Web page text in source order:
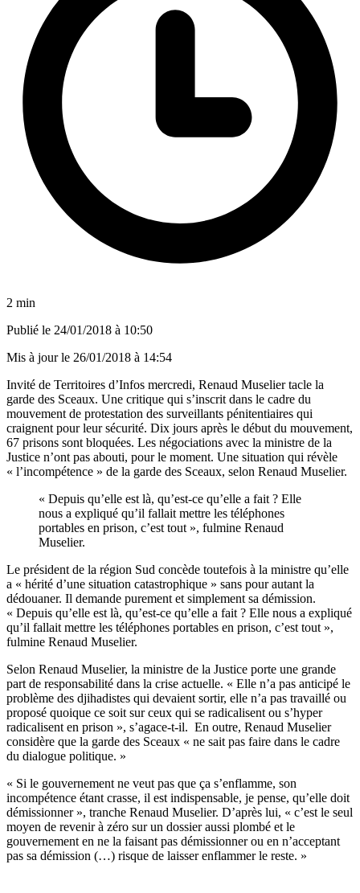
2 min
Publié le 24/01/2018 à 10:50
Mis à jour le 26/01/2018 à 14:54
Invité de Territoires d’Infos mercredi, Renaud Muselier tacle la
garde des Sceaux. Une critique qui s’inscrit dans le cadre du
mouvement de protestation des surveillants pénitentiaires qui
craignent pour leur sécurité. Dix jours après le début du mouvement,
67 prisons sont bloquées. Les négociations avec la ministre de la
Justice n’ont pas abouti, pour le moment. Une situation qui révèle
« l’incompétence » de la garde des Sceaux, selon Renaud Muselier.
« Depuis qu’elle est là, qu’est-ce qu’elle a fait ? Elle
nous a expliqué qu’il fallait mettre les téléphones
portables en prison, c’est tout », fulmine Renaud
Muselier.
Le président de la région Sud concède toutefois à la ministre qu’elle
a « hérité d’une situation catastrophique » sans pour autant la
dédouaner. Il demande purement et simplement sa démission.
« Depuis qu’elle est là, qu’est-ce qu’elle a fait ? Elle nous a expliqué
qu’il fallait mettre les téléphones portables en prison, c’est tout »,
fulmine Renaud Muselier.
Selon Renaud Muselier, la ministre de la Justice porte une grande
part de responsabilité dans la crise actuelle. « Elle n’a pas anticipé le
problème des djihadistes qui devaient sortir, elle n’a pas travaillé ou
proposé quoique ce soit sur ceux qui se radicalisent ou s’hyper
radicalisent en prison », s’agace-t-il. En outre, Renaud Muselier
considère que la garde des Sceaux « ne sait pas faire dans le cadre
du dialogue politique. »
« Si le gouvernement ne veut pas que ça s’enflamme, son
incompétence étant crasse, il est indispensable, je pense, qu’elle doit
démissionner », tranche Renaud Muselier. D’après lui, « c’est le seul
moyen de revenir à zéro sur un dossier aussi plombé et le
gouvernement en ne la faisant pas démissionner ou en n’acceptant
pas sa démission (…) risque de laisser enflammer le reste. »